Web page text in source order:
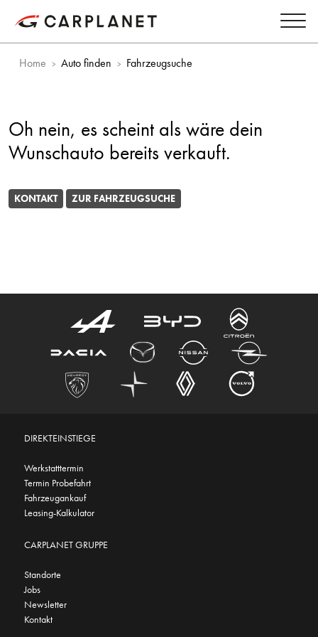
Home Auto finden Fahrzeugsuche
Oh nein, es scheint als wäre dein
Wunschauto bereits verkauft.
KONTAKT ZUR FAHRZEUGSUCHE
DIREKTEINSTIEGE
Werkstatttermin
Termin Probefahrt
Fahrzeugankauf
Leasing-Kalkulator
CARPLANET GRUPPE
Standorte
Jobs
Newsletter
Kontakt